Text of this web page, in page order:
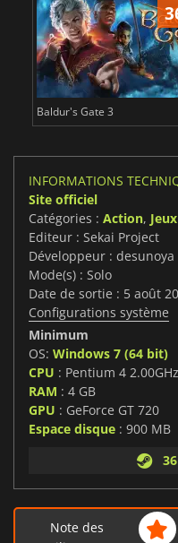
Baldur's Gate 3
INFORMATIONS
Site officiel
Catégories : Action,
Editeur : Sekai Project
Développeur : desunoya
Mode(s) : Solo
Date de sortie : 5 août
Configurations système
Minimum
OS: Windows 7 (64 bit)
CPU : Pentium 4 2.00GHz
RAM : 4 GB
GPU : GeForce GT 720
Espace disque : 900 MB
Note des